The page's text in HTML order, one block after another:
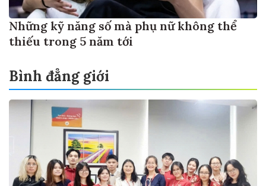
Những kỹ năng số mà phụ nữ không thể
thiếu trong 5 năm tới
Bình đẳng giới